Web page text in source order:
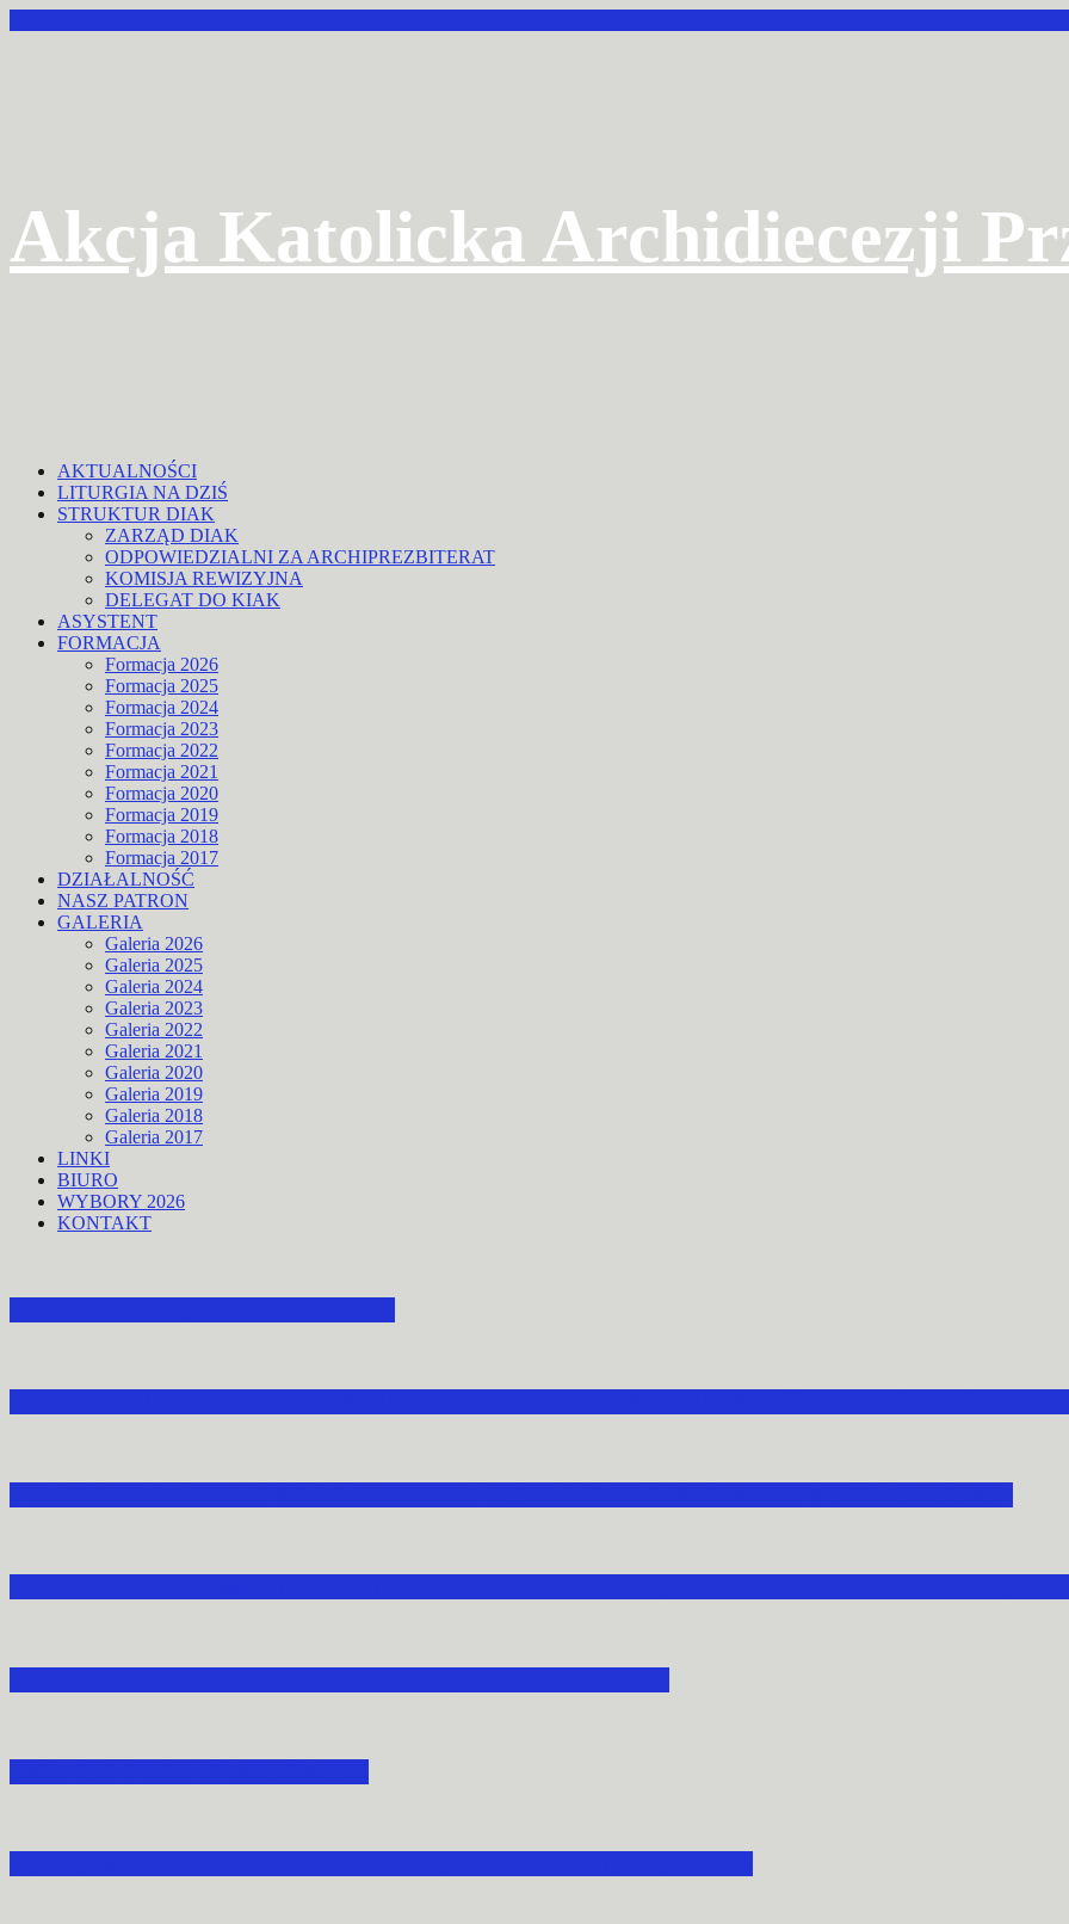
Akcja Katolicka Archidiecezji
AKTUALNOŚCI
LITURGIA NA DZIŚ
STRUKTUR DIAK
ZARZĄD DIAK
ODPOWIEDZIALNI ZA ARCHIPREZBITERAT
KOMISJA REWIZYJNA
DELEGAT DO KIAK
ASYSTENT
FORMACJA
Formacja 2026
Formacja 2025
Formacja 2024
Formacja 2023
Formacja 2022
Formacja 2021
Formacja 2020
Formacja 2019
Formacja 2018
Formacja 2017
DZIAŁALNOŚĆ
NASZ PATRON
GALERIA
Galeria 2026
Galeria 2025
Galeria 2024
Galeria 2023
Galeria 2022
Galeria 2021
Galeria 2020
Galeria 2019
Galeria 2018
Galeria 2017
LINKI
BIURO
WYBORY 2026
KONTAKT